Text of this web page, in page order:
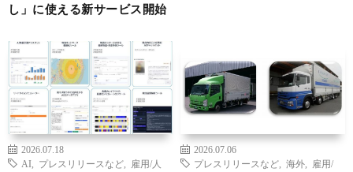
し」に使える新サービス開始
2026.07.18
AI
プレスリリースなど
雇用/人
2026.07.06
プレスリリースなど
海外
雇用/